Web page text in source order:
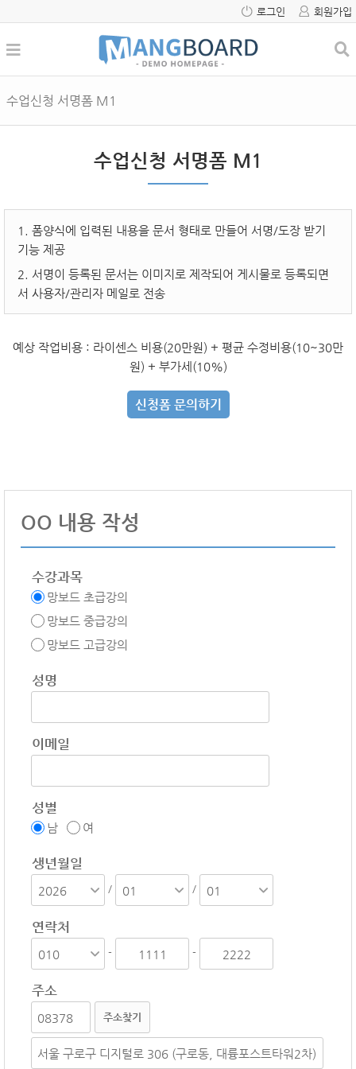
로그인 회원가입
수업신청 서명폼 M1
수업신청 서명폼 M1
1. 폼양식에 입력된 내용을 문서 형태로 만들어 서명/도장 받기
기능 제공
2. 서명이 등록된 문서는 이미지로 제작되어 게시물로 등록되면
서 사용자/관리자 메일로 전송
예상 작업비용 : 라이센스 비용(20만원) + 평균 수정비용(10~30만
원) + 부가세(10%)
신청폼 문의하기
OO 내용 작성
수강과목
망보드 초급강의
망보드 중급강의
망보드 고급강의
성명
이메일
성별
남 여
생년월일
/ /
연락처
- -
주소
주소찾기